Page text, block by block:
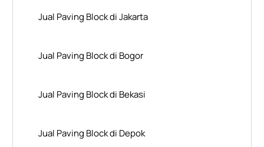
Jual Paving Block di Jakarta
Jual Paving Block di Bogor
Jual Paving Block di Bekasi
Jual Paving Block di Depok